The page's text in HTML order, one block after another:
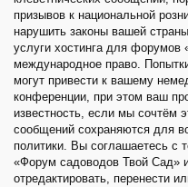
призывов к национальной
нарушить законы вашей
услуги хостинга для
международное право.
могут привести к вашему
конференции, при этом ваш
известность, если мы сочтём
сообщений сохраняются для
политики. Вы соглашаетесь с
«Форум садоводов Твой Сад»
отредактировать, перенести